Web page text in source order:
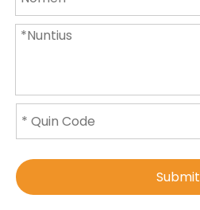
Submit